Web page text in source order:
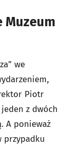
Muzeum
we
Piotr
z dwóch
A ponieważ
przypadku